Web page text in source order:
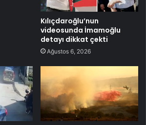
Kılıçdaroğlu’nun
videosunda İmamoğlu
detayı dikkat çekti
Ağustos 6, 2026